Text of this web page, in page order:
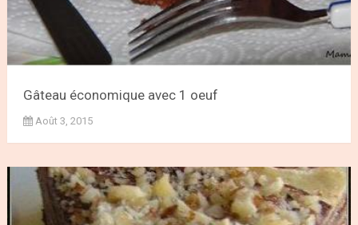
Gâteau économique avec 1 oeuf
Août 3, 2015